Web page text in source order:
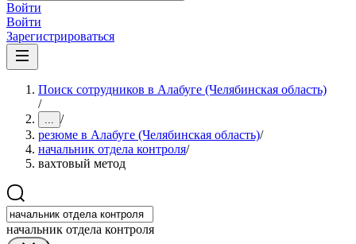
Войти
Войти
Зарегистрироваться
Поиск сотрудников в Алабуге (Челябинская область)
/
... /
резюме в Алабуге (Челябинская область)/
начальник отдела контроля/
вахтовый метод
начальник отдела контроля